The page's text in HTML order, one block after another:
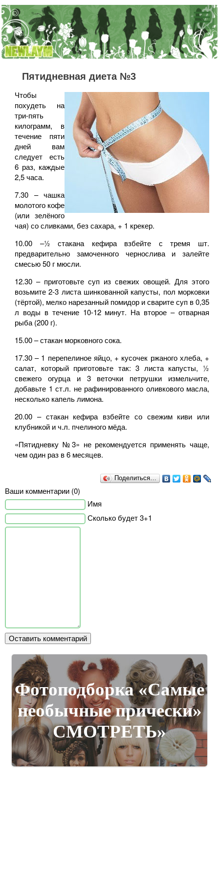
Пятидневная диета №3
Чтобы
похудеть на
три-пять
килограмм, в
течение пяти
дней вам
следует есть
6 раз, каждые
2,5 часа.
7.30 – чашка
молотого кофе
(или зелёного
чая) со сливками, без сахара, + 1 крекер.
10.00 –½ стакана кефира взбейте с тремя шт.
предварительно замоченного чернослива и залейте
смесью 50 г мюсли.
12.30 – приготовьте суп из свежих овощей. Для этого
возьмите 2-3 листа шинкованной капусты, пол морковки
(тёртой), мелко нарезанный помидор и сварите суп в 0,35
л воды в течение 10-12 минут. На второе – отварная
рыба (200 г).
15.00 – стакан морковного сока.
17.30 – 1 перепелиное яйцо, + кусочек ржаного хлеба, +
салат, который приготовьте так: 3 листа капусты, ½
свежего огурца и 3 веточки петрушки измельчите,
добавьте 1 ст.л. не рафинированного оливкового масла,
несколько капель лимона.
20.00 – стакан кефира взбейте со свежим киви или
клубникой и ч.л. пчелиного мёда.
«Пятидневку №3» не рекомендуется применять чаще,
чем один раз в 6 месяцев.
Поделиться…
Ваши комментарии (0)
Имя
Сколько будет 3+1
Фотоподборка «Самые
необычные прически»
СМОТРЕТЬ»